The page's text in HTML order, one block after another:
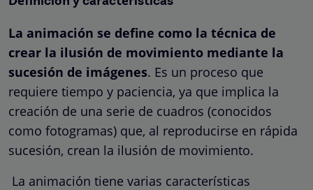
La animación se define como la técnica de
crear la ilusión de movimiento mediante la
sucesión de imágenes. Es un proceso que
requiere tiempo y paciencia, ya que implica la
creación de una serie de cuadros (conocidos
como fotogramas) que, al reproducirse en rápida
sucesión, crean la ilusión de movimiento.
La animación tiene varias características